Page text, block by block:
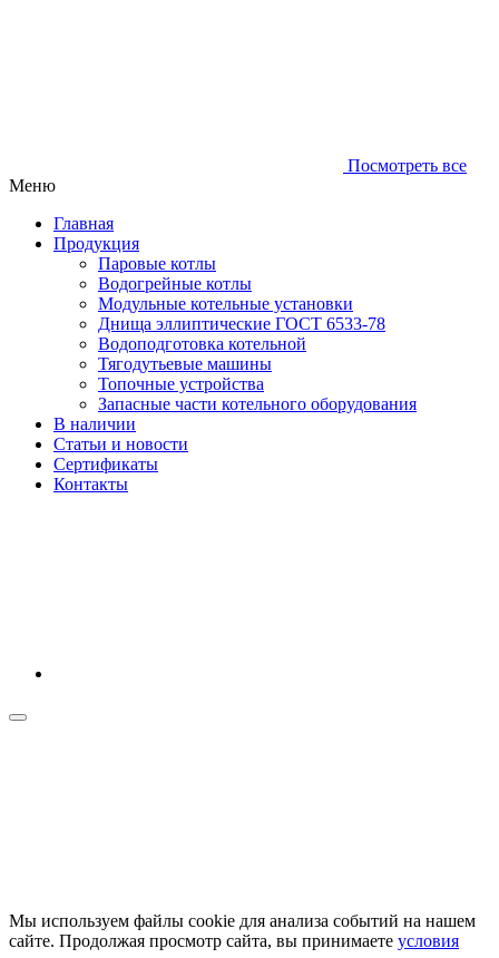
Посмотреть все
Меню
Главная
Продукция
Паровые котлы
Водогрейные котлы
Модульные котельные установки
Днища эллиптические ГОСТ 6533-78
Водоподготовка котельной
Тягодутьевые машины
Топочные устройства
Запасные части котельного оборудования
В наличии
Статьи и новости
Сертификаты
Контакты
Мы используем файлы cookie для анализа событий на нашем
сайте. Продолжая просмотр сайта, вы принимаете условия